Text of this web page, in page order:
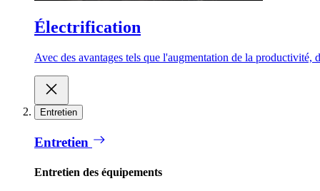
Électrification
Avec des avantages tels que l'augmentation de la
Entretien
Entretien
Entretien des équipements